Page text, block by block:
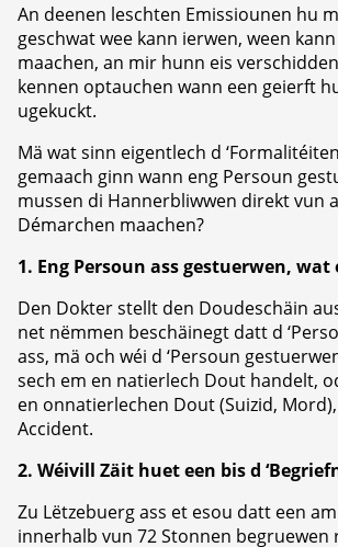
An deenen leschten Emissiounen hu
geschwat wee kann ierwen, ween
maachen, an mir hunn eis
kennen optauchen wann een geierft
ugekuckt.
Mä wat sinn eigentlech d
gemaach ginn wann eng Persoun
mussen di Hannerbliwwen direkt vun
Démarchen maachen?
1. Eng Persoun ass gestuerwen, wat
Den Dokter stellt den Doudeschäin
net nëmmen beschäinegt datt d
ass, mä och wéi d ‘Persoun
sech em en natierlech Dout handelt,
en onnatierlechen Dout (Suizid,
Accident.
2. Wéivill Zäit huet een bis d
Zu Lëtzebuerg ass et esou datt een
innerhalb vun 72 Stonnen begruewen